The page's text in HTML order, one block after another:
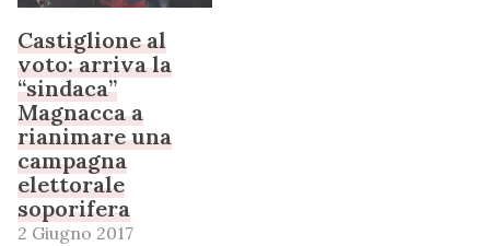
Castiglione al
voto: arriva la
“sindaca”
Magnacca a
rianimare una
campagna
elettorale
soporifera
2 Giugno 2017